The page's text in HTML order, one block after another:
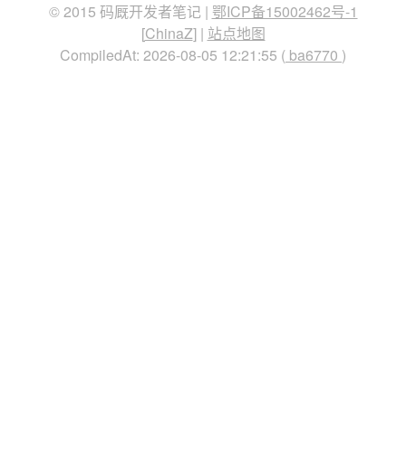
© 2015 码厩开发者笔记 | 鄂ICP备15002462号-1
[ChinaZ] | 站点地图
CompiledAt: 2026-08-05 12:21:55 ( ba6770 )